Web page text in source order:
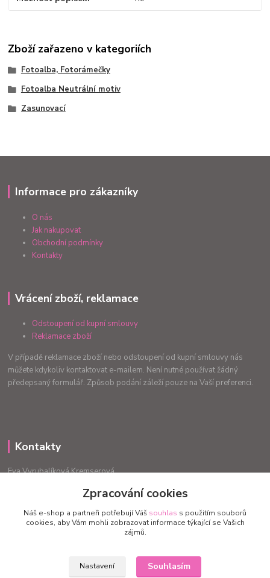
Zboží zařazeno v kategoriích
Fotoalba, Fotorámečky
Fotoalba Neutrální motiv
Zasunovací
Informace pro zákazníky
O nás
Jak nakupovat
Obchodní podmínky
Kontakty
Vrácení zboží, reklamace
Odstoupení od kupní smlouvy
Reklamace zboží
V případě reklamace zboží nebo odstoupení od kupní smlouvy nás
můžete kdykoliv kontaktovat e-mailem. Není nutné používat žádný
předepsaný formulář. Způsob podání záleží pouze na Vaší preferenci.
Kontakty
Eva Vyrubalíková Kremserová
info.radost@email.cz
Zpracování cookies
Náš e-shop a partneři potřebují Váš souhlas s použitím souborů
cookies, aby Vám mohli zobrazovat informace týkající se Vašich
zájmů.
Nastavení Souhlasím